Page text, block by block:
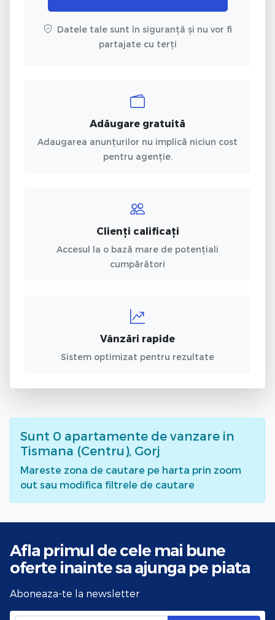
Datele tale sunt în siguranță și nu vor fi
partajate cu terți
Adăugare gratuită
Adaugarea anunțurilor nu implică niciun cost
pentru agenție.
Clienți calificați
Accesul la o bază mare de potențiali
cumpărători
Vânzări rapide
Sistem optimizat pentru rezultate
Sunt 0 apartamente de vanzare in
Tismana (Centru), Gorj
Mareste zona de cautare pe harta prin zoom
out sau modifica filtrele de cautare
Afla primul de cele mai bune
oferte inainte sa ajunga pe piata
Aboneaza-te la newsletter